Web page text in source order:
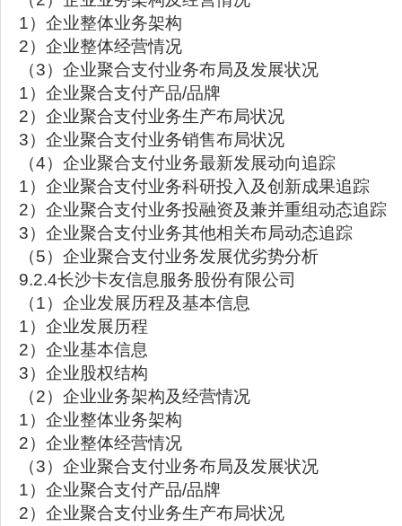
1）企业整体业务架构
2）企业整体经营情况
（3）企业聚合支付业务布局及发展状况
1）企业聚合支付产品/品牌
2）企业聚合支付业务生产布局状况
3）企业聚合支付业务销售布局状况
（4）企业聚合支付业务最新发展动向追踪
1）企业聚合支付业务科研投入及创新成果追踪
2）企业聚合支付业务投融资及兼并重组动态追踪
3）企业聚合支付业务其他相关布局动态追踪
（5）企业聚合支付业务发展优劣势分析
9.2.4长沙卡友信息服务股份有限公司
（1）企业发展历程及基本信息
1）企业发展历程
2）企业基本信息
3）企业股权结构
（2）企业业务架构及经营情况
1）企业整体业务架构
2）企业整体经营情况
（3）企业聚合支付业务布局及发展状况
1）企业聚合支付产品/品牌
2）企业聚合支付业务生产布局状况